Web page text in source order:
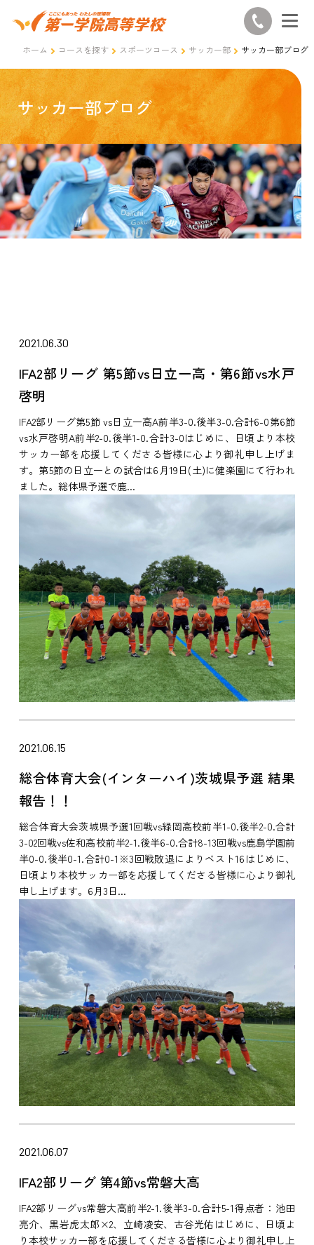
ホーム コースを探す スポーツコース サッカー部 サッカー部ブログ
サッカー部ブログ
2021.06.30
IFA2部リーグ 第5節vs日立一高・第6節vs水戸
啓明
IFA2部リーグ第5節 vs日立一高A前半3-0.後半3-0.合計6-0第6節
vs水戸啓明A前半2-0.後半1-0.合計3-0はじめに、日頃より本校
サッカー部を応援してくださる皆様に心より御礼申し上げま
す。第5節の日立一との試合は6月19日(土)に健楽園にて行われ
ました。総体県予選で鹿...
2021.06.15
総合体育大会(インターハイ)茨城県予選 結果
報告！！
総合体育大会茨城県予選1回戦vs緑岡高校前半1-0.後半2-0.合計
3-02回戦vs佐和高校前半2-1.後半6-0.合計8-13回戦vs鹿島学園前
半0-0.後半0-1.合計0-1※3回戦敗退によりベスト16はじめに、
日頃より本校サッカー部を応援してくださる皆様に心より御礼
申し上げます。6月3日...
2021.06.07
IFA2部リーグ 第4節vs常磐大高
IFA2部リーグvs常磐大高前半2-1.後半3-0.合計5-1得点者：池田
亮介、黒岩虎太郎×2、立崎凌安、古谷光佑はじめに、日頃よ
り本校サッカー部を応援してくださる皆様に心より御礼申し上